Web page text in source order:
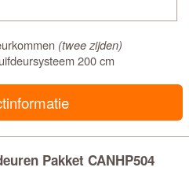
(twee zijden)
200 cm
Pakket CANHP504